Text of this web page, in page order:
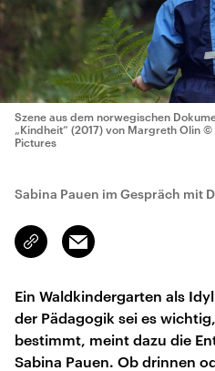
Szene aus dem norwegischen
„Kindheit“ (2017) von Margreth Olin ©
Pictures
Sabina Pauen im Gespräch mit
Link
kopieren/teilen
Email
Ein Waldkindergarten als
der Pädagogik sei es
bestimmt, meint dazu die
Sabina Pauen. Ob drinnen